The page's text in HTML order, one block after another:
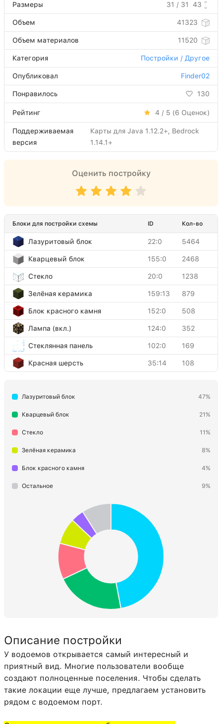
Размеры 31 / 31 43
Объем 41323
Объем материалов 11520
Категория Постройки / Другое
Опубликовал Finder02
Понравилось 130
Рейтинг 4 / 5 (6 Оценок)
Поддерживаемая
версия
Карты для Java 1.12.2+, Bedrock
1.14.1+
Оценить постройку
Блоки для постройки схемы ID Кол-во
Лазуритовый блок 22:0 5464
Кварцевый блок 155:0 2468
Стекло 20:0 1238
Зелёная керамика 159:13 879
Блок красного камня 152:0 508
Лампа (вкл.) 124:0 352
Стеклянная панель 102:0 169
Красная шерсть 35:14 108
Кварцевые ступени
Вода (неподвижная)
Книжный шкаф
Обсидиан
Железная дверь
Чёрная шерсть
Лазуритовый блок 47%
Кварцевый блок 21%
Стекло 11%
Зелёная керамика 8%
Блок красного камня 4%
Остальное 9%
Описание постройки
У водоемов открывается самый интересный и
приятный вид. Многие пользователи вообще
создают полноценные поселения. Чтобы сделать
такие локации еще лучше, предлагаем установить
рядом с водоемом порт.